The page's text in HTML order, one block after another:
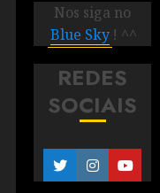
Nos siga no
Blue Sky ! ^^
REDES
SOCIAIS